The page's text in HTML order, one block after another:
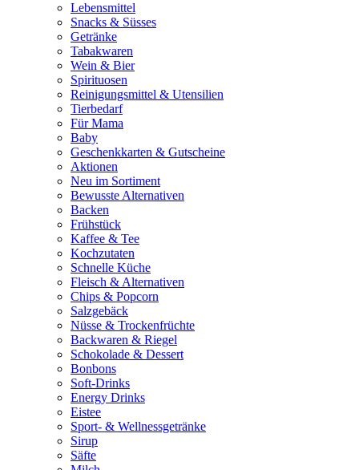
Lebensmittel
Snacks & Süsses
Getränke
Tabakwaren
Wein & Bier
Spirituosen
Reinigungsmittel & Utensilien
Tierbedarf
Für Mama
Baby
Geschenkkarten & Gutscheine
Aktionen
Neu im Sortiment
Bewusste Alternativen
Backen
Frühstück
Kaffee & Tee
Kochzutaten
Schnelle Küche
Fleisch & Alternativen
Chips & Popcorn
Salzgebäck
Nüsse & Trockenfrüchte
Backwaren & Riegel
Schokolade & Dessert
Bonbons
Soft-Drinks
Energy Drinks
Eistee
Sport- & Wellnessgetränke
Sirup
Säfte